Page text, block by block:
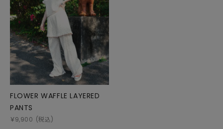
FLOWER WAFFLE LAYERED
PANTS
￥9,900 (税込)